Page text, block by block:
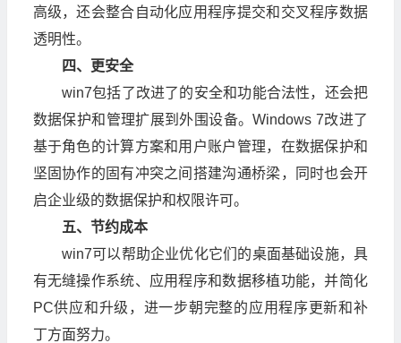
高级，还会整合自动化应用程序提交和交叉程序数据
透明性。
四、更安全
win7包括了改进了的安全和功能合法性，还会把
数据保护和管理扩展到外围设备。Windows 7改进了
基于角色的计算方案和用户账户管理，在数据保护和
坚固协作的固有冲突之间搭建沟通桥梁，同时也会开
启企业级的数据保护和权限许可。
五、节约成本
win7可以帮助企业优化它们的桌面基础设施，具
有无缝操作系统、应用程序和数据移植功能，并简化
PC供应和升级，进一步朝完整的应用程序更新和补
丁方面努力。